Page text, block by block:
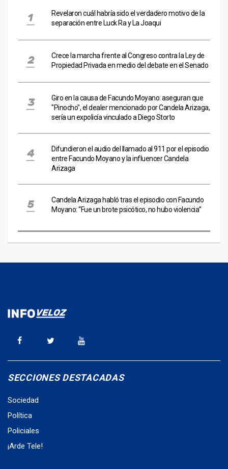
Revelaron cuál habría sido el verdadero motivo de la
separación entre Luck Ra y La Joaqui
Crece la marcha frente al Congreso contra la Ley de
Propiedad Privada en medio del debate en el Senado
Giro en la causa de Facundo Moyano: aseguran que
"Pinocho", el dealer mencionado por Candela Arizaga,
sería un expolicía vinculado a Diego Storto
Difundieron el audio del llamado al 911 por el episodio
entre Facundo Moyano y la influencer Candela
Arizaga
Candela Arizaga habló tras el episodio con Facundo
Moyano: “Fue un brote psicótico, no hubo violencia”
SECCIONES DESTACADAS
Sociedad
Política
Policiales
¡Arde Tele!